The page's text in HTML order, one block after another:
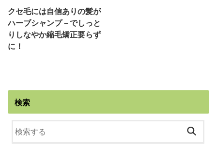
クセ毛には自信ありの髪が
ハーブシャンプ－でしっと
りしなやか縮毛矯正要らず
に！
検索